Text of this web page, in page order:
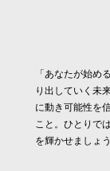
「あなたが始め
り出していく未
に動き可能性を
こと。ひとりで
を輝かせましょう